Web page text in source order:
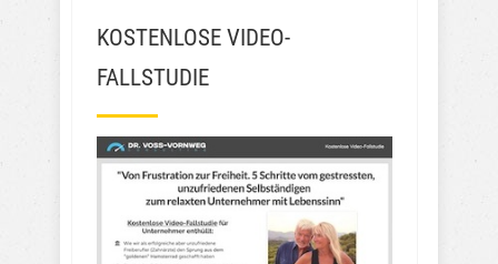
KOSTENLOSE VIDEO-
FALLSTUDIE